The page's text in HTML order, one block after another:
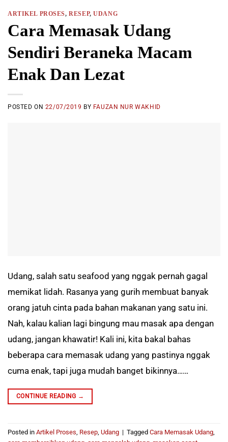
ARTIKEL PROSES,RESEP,UDANG
Cara Memasak Udang
Sendiri Beraneka Macam
Enak Dan Lezat
POSTED ON 22/07/2019 BY FAUZAN NUR WAKHID
Udang, salah satu seafood yang nggak pernah gagal
memikat lidah. Rasanya yang gurih membuat banyak
orang jatuh cinta pada bahan makanan yang satu ini.
Nah, kalau kalian lagi bingung mau masak apa dengan
udang, jangan khawatir! Kali ini, kita bakal bahas
beberapa cara memasak udang yang pastinya nggak
cuma enak, tapi juga mudah banget bikinnya……
CONTINUE READING →
Posted in Artikel Proses, Resep, Udang | Tagged Cara Memasak Udang,